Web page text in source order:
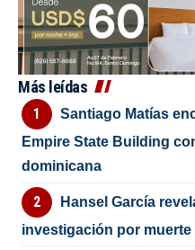
Más leídas
Santiago Matías
Empire State Building
dominicana
Hansel García
investigación por muerte